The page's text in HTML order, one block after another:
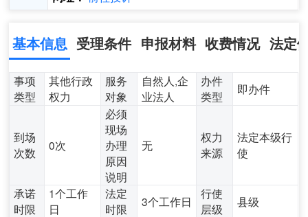
基本信息 受理条件 申报材料 收费情况 法定
事项
类型
其他行政
权力
服务
对象
自然人,企
业法人
办件
类型
即办件
到场
次数
0次
必须
现场
办理
原因
说明
无
权力
来源
法定本级行
使
承诺
时限
1个工作
日
法定
时限
3个工作日
行使
层级
县级